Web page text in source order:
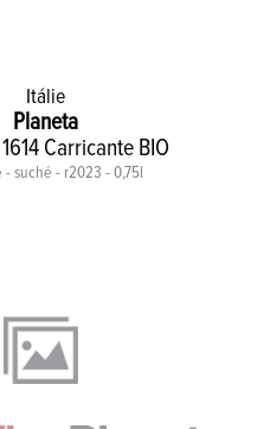
Itálie
Planeta
Carricante BIO
suché - r2023 - 0,75l